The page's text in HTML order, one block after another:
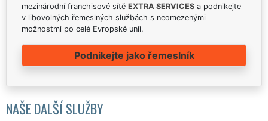
mezinárodní franchisové sítě EXTRA SERVICES a podnikejte
v libovolných řemeslných službách s neomezenými
možnostmi po celé Evropské unii.
Podnikejte jako řemeslník
NAŠE DALŠÍ SLUŽBY